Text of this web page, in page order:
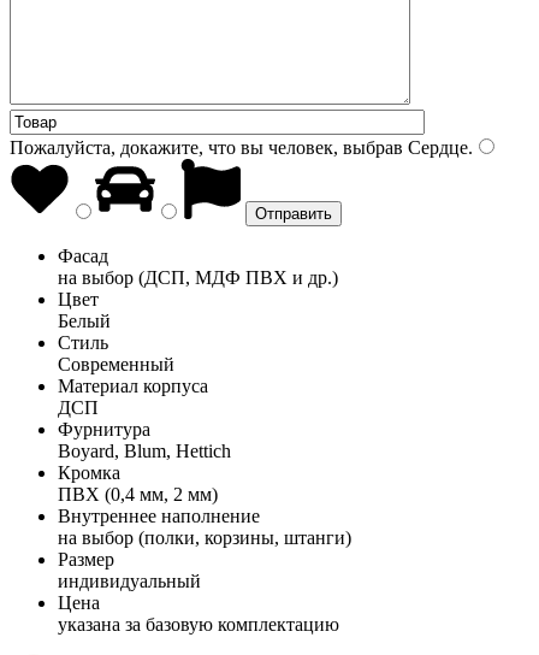
Пожалуйста, докажите, что вы человек, выбрав Сердце.
Фасад
на выбор (ДСП, МДФ ПВХ и др.)
Цвет
Белый
Стиль
Современный
Материал корпуса
ДСП
Фурнитура
Boyard, Blum, Hettich
Кромка
ПВХ (0,4 мм, 2 мм)
Внутреннее наполнение
на выбор (полки, корзины, штанги)
Размер
индивидуальный
Цена
указана за базовую комплектацию